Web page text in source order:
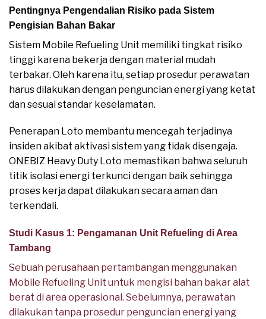
Pentingnya Pengendalian Risiko pada Sistem
Pengisian Bahan Bakar
Sistem Mobile Refueling Unit memiliki tingkat risiko
tinggi karena bekerja dengan material mudah
terbakar. Oleh karena itu, setiap prosedur perawatan
harus dilakukan dengan penguncian energi yang ketat
dan sesuai standar keselamatan.
Penerapan Loto membantu mencegah terjadinya
insiden akibat aktivasi sistem yang tidak disengaja.
ONEBIZ Heavy Duty Loto memastikan bahwa seluruh
titik isolasi energi terkunci dengan baik sehingga
proses kerja dapat dilakukan secara aman dan
terkendali.
Studi Kasus 1: Pengamanan Unit Refueling di Area
Tambang
Sebuah perusahaan pertambangan menggunakan
Mobile Refueling Unit untuk mengisi bahan bakar alat
berat di area operasional. Sebelumnya, perawatan
dilakukan tanpa prosedur penguncian energi yang